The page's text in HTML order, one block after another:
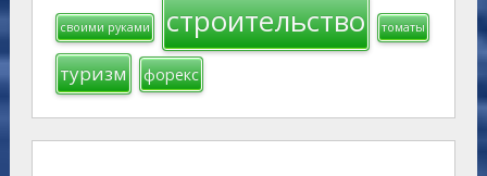
своими руками строительство томаты
туризм форекс